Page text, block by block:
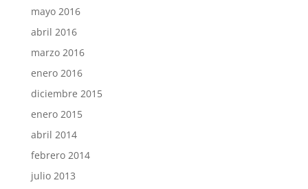
mayo 2016
abril 2016
marzo 2016
enero 2016
diciembre 2015
enero 2015
abril 2014
febrero 2014
julio 2013